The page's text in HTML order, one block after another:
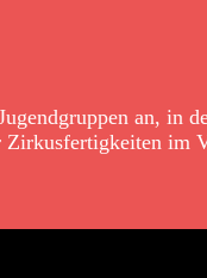
an, in
im